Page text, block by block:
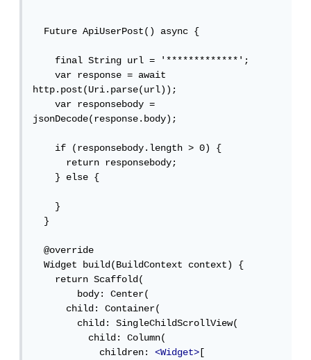
  Future ApiUserPost() async {
    final String url = '*************';
    var response = await
http.post(Uri.parse(url));
    var responsebody =
jsonDecode(response.body);
    if (responsebody.length > 0) {
      return responsebody;
    } else {
    }
  }
  @override
  Widget build(BuildContext context) {
    return Scaffold(
        body: Center(
      child: Container(
        child: SingleChildScrollView(
          child: Column(
            children:
<Widget> [